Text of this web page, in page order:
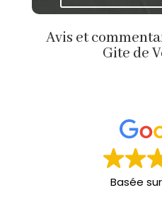
Avis et
Gite de
Basée sur